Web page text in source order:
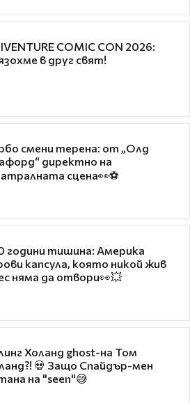
COMIC CON 2026:
в друг свят!
смени терена: от „Олд
директно на
сцена👀⚽
години тишина: Америка
капсула, която никой жив
няма да отвори👀💥
Холанд ghost-на Том
💀 Защо Спайдър-мен
на "seen"😅